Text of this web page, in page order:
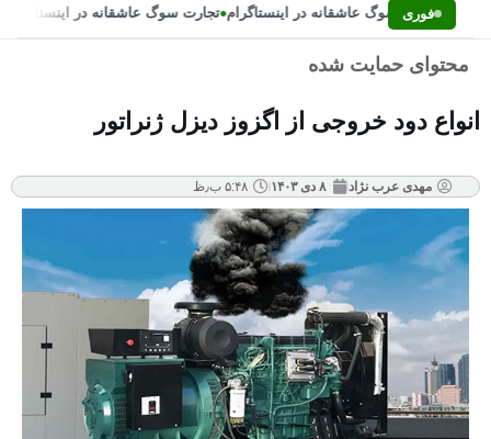
فوری
تجارت سوگ عاشقانه در اینستاگرام•تجارت سوگ عاشقانه در اینستاگرام
محتوای حمایت شده
انواع دود خروجی از اگزوز دیزل ژنراتور
مهدی عرب نژاد ۸ دی ۱۴۰۳ ۵:۴۸ ب٫ظ